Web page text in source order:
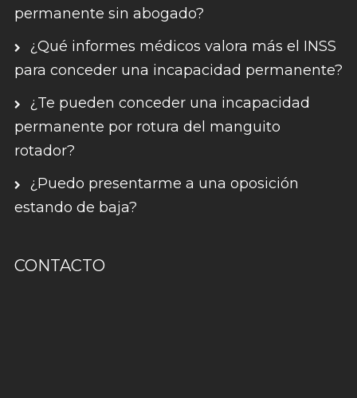
permanente sin abogado?
¿Qué informes médicos valora más el INSS
para conceder una incapacidad permanente?
¿Te pueden conceder una incapacidad
permanente por rotura del manguito
rotador?
¿Puedo presentarme a una oposición
estando de baja?
CONTACTO